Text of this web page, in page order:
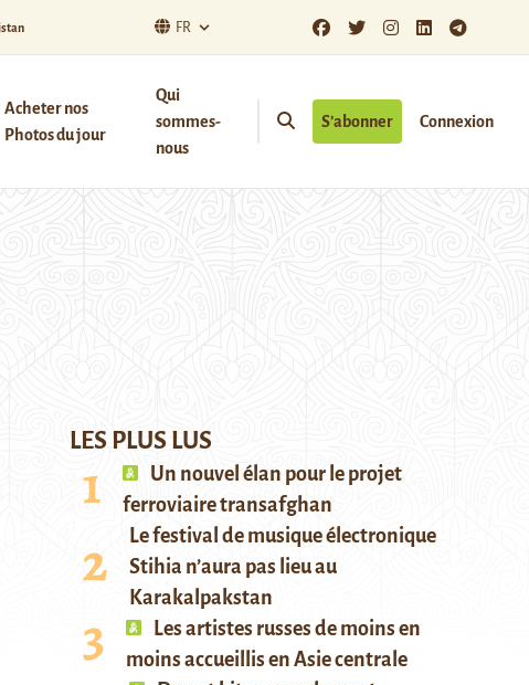
FR
Acheter nos
Photos du jour
Qui
sommes-
nous
S’abonner Connexion
LES PLUS LUS
Un nouvel élan pour le projet
ferroviaire transafghan
Le festival de musique électronique
Stihia n’aura pas lieu au
Karakalpakstan
Les artistes russes de moins en
moins accueillis en Asie centrale